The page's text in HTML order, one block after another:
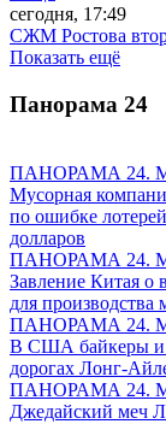
сегодня, 17:49
СЖМ Ростова
Показать ещё
Панорама 24
ПАНОРАМА 24.
Мусорная
по ошибке
долларов
ПАНОРАМА 24.
Завление Китая о
для
ПАНОРАМА 24.
В США байкеры и
дорогах Лонг-
ПАНОРАМА 24.
Джедайский меч